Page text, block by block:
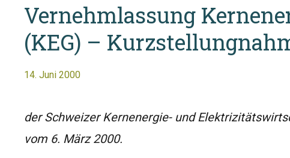
Vernehmlassung
(KEG) –
14. Juni 2000
der Schweizer Kernenergie- und
vom 6. März 2000.